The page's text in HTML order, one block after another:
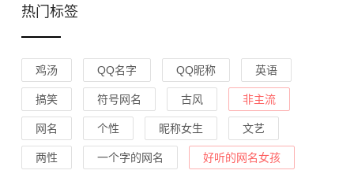
热门标签
鸡汤 QQ名字 QQ昵称 英语
搞笑 符号网名 古风 非主流
网名 个性 昵称女生 文艺
两性 一个字的网名 好听的网名女孩